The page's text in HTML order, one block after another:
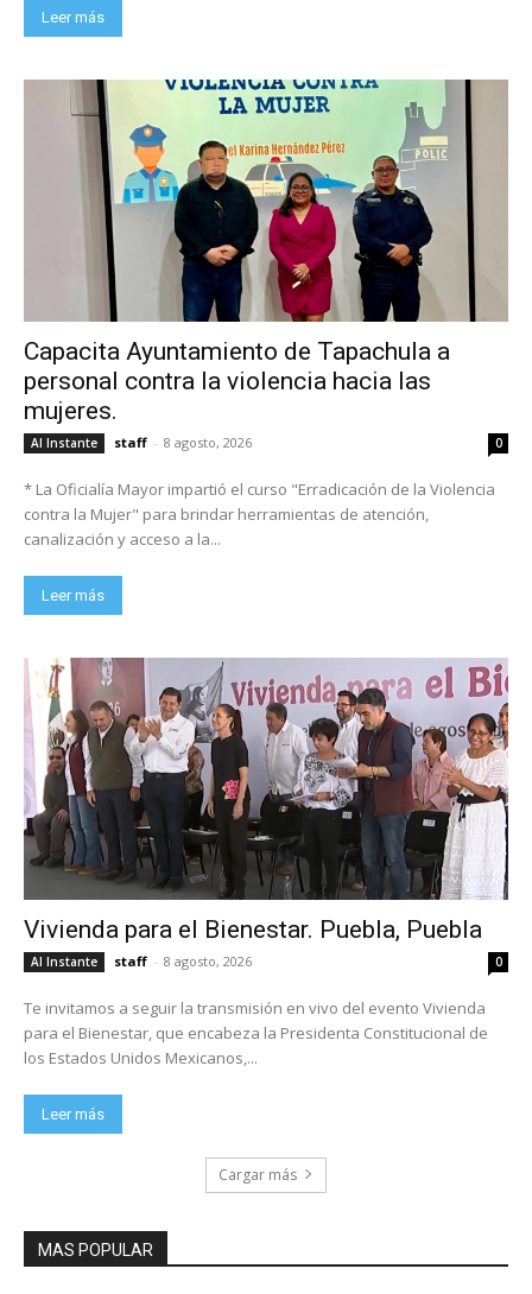
Leer más
Capacita Ayuntamiento de Tapachula a
personal contra la violencia hacia las
mujeres.
Al Instante staff - 8 agosto, 2026 0
* La Oficialía Mayor impartió el curso "Erradicación de la Violencia
contra la Mujer" para brindar herramientas de atención,
canalización y acceso a la...
Leer más
Vivienda para el Bienestar. Puebla, Puebla
Al Instante staff - 8 agosto, 2026 0
Te invitamos a seguir la transmisión en vivo del evento Vivienda
para el Bienestar, que encabeza la Presidenta Constitucional de
los Estados Unidos Mexicanos,...
Leer más
Cargar más
MAS POPULAR